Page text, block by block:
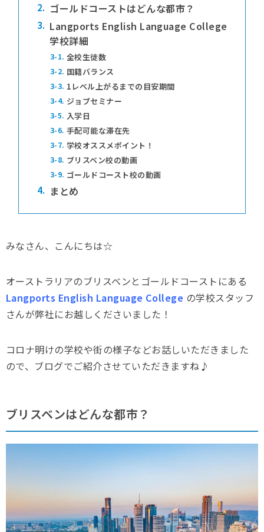
2. ゴールドコーストはどんな都市？
3. Langports English Language College
学校詳細
3-1. 全校生徒数
3-2. 国籍バランス
3-3. 1レベル上がるまでの目安期間
3-4. ジョブセミナー
3-5. 入学日
3-6. 手配可能な滞在先
3-7. 学校オススメポイント！
3-8. ブリスベン校の動画
3-9. ゴールドコースト校の動画
4. まとめ
みなさん、こんにちは☆
オーストラリアのブリスベンとゴールドコーストにある
Langports English Language College の学校スタッフ
さんが弊社にお越しくださいました！
コロナ明けの学校や街の様子などお話しいただきました
ので、ブログでご紹介させていただきますね♪
ブリスベンはどんな都市？